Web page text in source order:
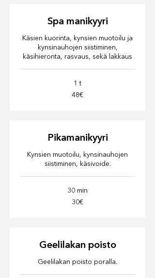
Spa manikyyri
Käsien kuorinta, kynsien muotoilu ja
kynsinauhojen siistiminen,
käsihieronta, rasvaus, sekä lakkaus
1 t
48€
Pikamanikyyri
Kynsien muotoilu, kynsinauhojen
siistiminen, käsivoide.
30 min
30€
Geelilakan poisto
Geelilakan poisto poralla.